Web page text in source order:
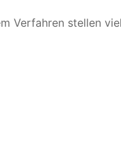
Verfahren stellen